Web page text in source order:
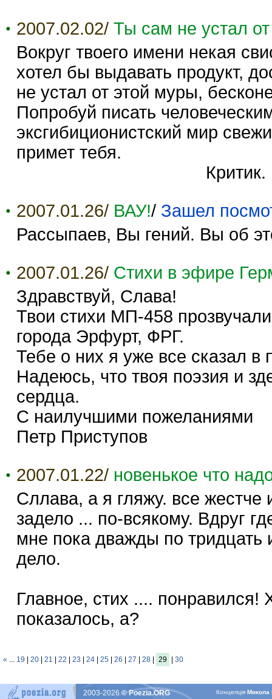
2007.02.02/ Ты сам не устал
Вокруг твоего имени некая
хотел бы выдавать продукт,
не устал от этой муры,
Попробуй писать
эксгибиционистский мир
примет тебя.
Критик.
2007.01.26/ ВАУ!/ Зашел
Рассыпаев, Вы гений. Вы об
2007.01.26/ Стихи в эфире
Здравствуй, Слава!
Твои стихи МП-458
города Эрфурт, ФРГ.
Тебе о них я уже все сказал
Надеюсь, что твоя поэзия и
сердца.
С наилучшими пожеланиями
Петр Приступов
2007.01.22/ новенькое что
Сллава, а я гляжу. все
задело ... по-всякому. Вдруг
мне пока дважды по тридцать
дело.
Главное, стих .... понравился!
показалось, а?
« ... 19 20 21 22 23 24 25 26 27 28 29 30
КонцепцiяМикола
2003-2026© Poezia.ORG